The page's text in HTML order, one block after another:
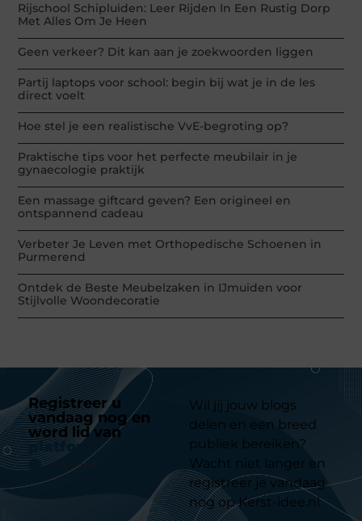
Rijschool Schipluiden: Leer Rijden In Een Rustig Dorp
Met Alles Om Je Heen
Geen verkeer? Dit kan aan je zoekwoorden liggen
Partij laptops voor school: begin bij wat je in de les
direct voelt
Hoe stel je een realistische VvE-begroting op?
Praktische tips voor het perfecte meubilair in je
gynaecologie praktijk
Een massage giftcard geven? Een origineel en
ontspannend cadeau
Verbeter Je Leven met Orthopedische Schoenen in
Purmerend
Ontdek de Beste Meubelzaken in IJmuiden voor
Stijlvolle Woondecoratie
Registreer u
vandaag nog en
word lid van
platform
Wil jij jouw blogs
delen en een breed
publiek bereiken?
Wacht niet langer en
registreer je vandaag
nog op Kerst-idee.nl